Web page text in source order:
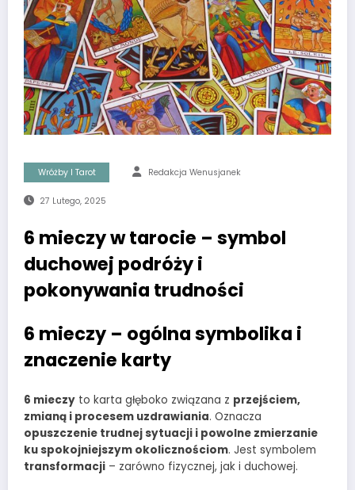
Wróżby I Tarot Redakcja Wenusjanek
27 Lutego, 2025
6 mieczy w tarocie – symbol
duchowej podróży i
pokonywania trudności
6 mieczy – ogólna symbolika i
znaczenie karty
6 mieczy to karta głęboko związana z przejściem,
zmianą i procesem uzdrawiania. Oznacza
opuszczenie trudnej sytuacji i powolne zmierzanie
ku spokojniejszym okolicznościom. Jest symbolem
transformacji – zarówno fizycznej, jak i duchowej.